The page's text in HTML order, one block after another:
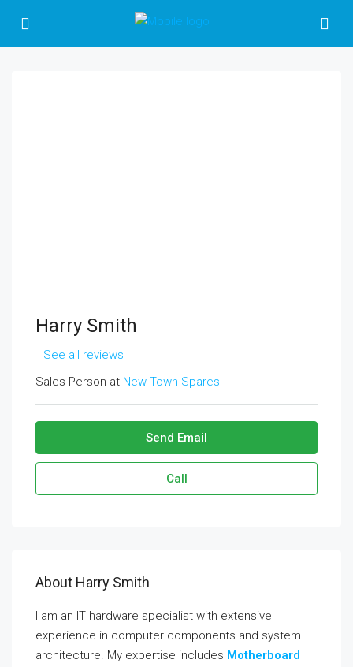
Harry Smith
See all reviews
Sales Person at New Town Spares
Send Email
Call
About Harry Smith
I am an IT hardware specialist with extensive
experience in computer components and system
architecture. My expertise includes Motherboard